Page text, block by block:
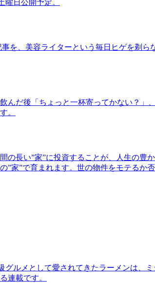
日公開予定。
を、美容ライターという毎日ヒゲを剃ら
んだ後「ちょっと一杯寄ってかない？」
。
長い”家”に投資することが、人生の豊
家”で育まれます。世の物件をモテるか否
ルメとして愛されてきたラーメンは、
連載です。